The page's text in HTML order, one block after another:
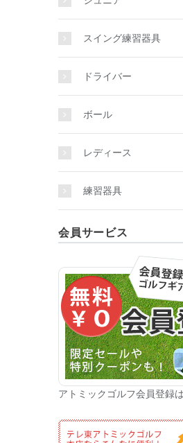
スイング練習器具
ドライバー
ボール
レディース
練習器具
会員サービス
アトミックゴルフ会員登録